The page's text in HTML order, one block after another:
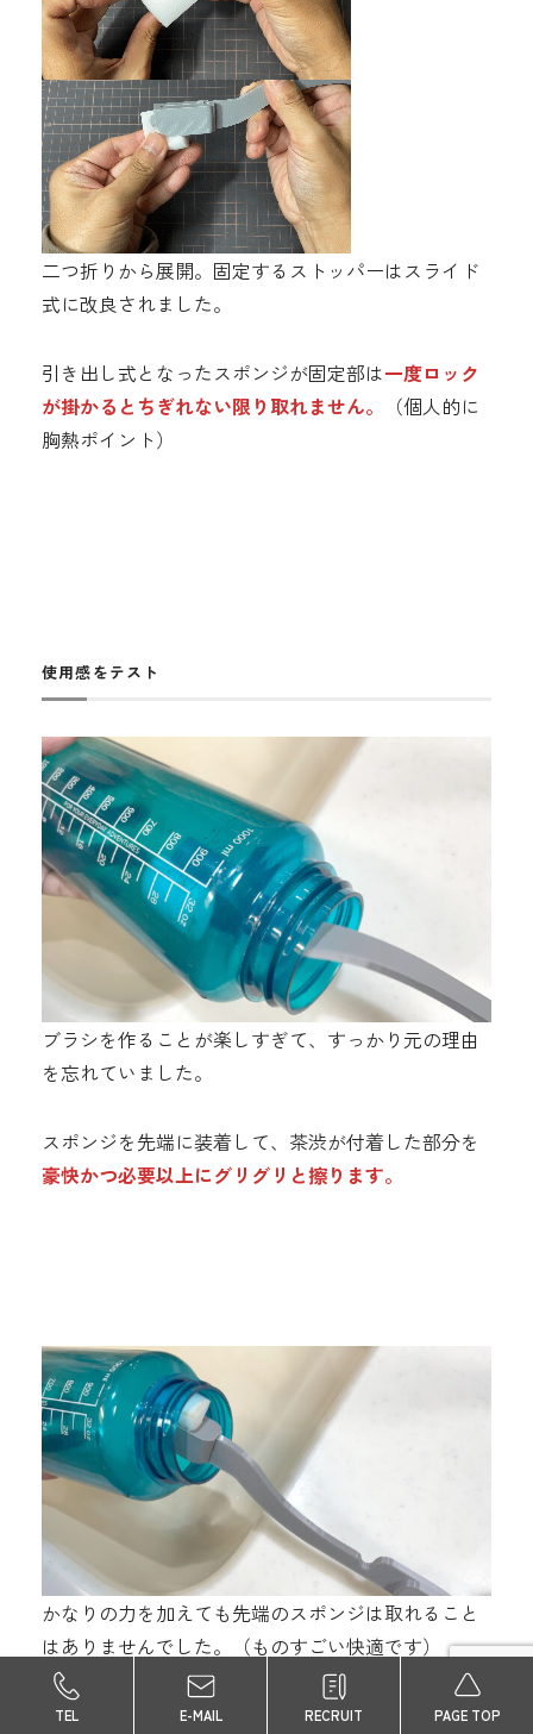
二つ折りから展開。固定するストッパーはスライド
式に改良されました。
引き出し式となったスポンジが固定部は一度ロック
が掛かるとちぎれない限り取れません。
（個人的に
胸熱ポイント）
使用感をテスト
ブラシを作ることが楽しすぎて、すっかり元の理由
を忘れていました。
スポンジを先端に装着して、茶渋が付着した部分を
豪快かつ必要以上にグリグリと擦ります。
かなりの力を加えても先端のスポンジは取れること
はありませんでした。（ものすごい快適です）
TEL E-MAIL RECRUIT PAGE TOP